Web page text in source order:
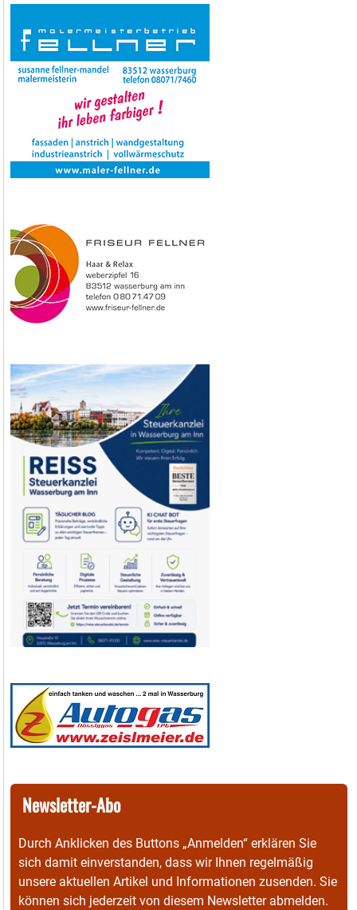
Newsletter-Abo
Durch Anklicken des Buttons „Anmelden“ erklären Sie
sich damit einverstanden, dass wir Ihnen regelmäßig
unsere aktuellen Artikel und Informationen zusenden. Sie
können sich jederzeit von diesem Newsletter abmelden.